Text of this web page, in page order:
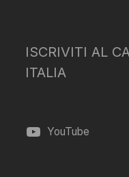
ISCRIVITI AL
ITALIA
YouTube